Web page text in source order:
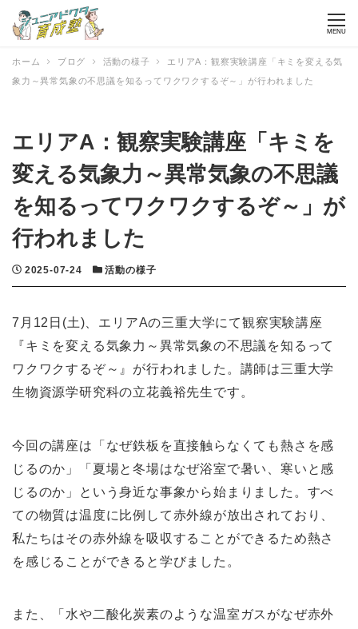
MENU
ホーム ブログ 活動の様子
エリアA：観察実験講座「キミを変える気
象力～異常気象の不思議を知るってワクワクするぞ～」が行われました
エリアA：観察実験講座「キミを
変える気象力～異常気象の不思議
を知るってワクワクするぞ～」が
行われました
投稿日
2025-07-24 カテゴリー
活動の様子
7月12日(土)、エリアAの三重大学にて観察実験講座
『キミを変える気象力～異常気象の不思議を知るって
ワクワクするぞ～』が行われました。講師は三重大学
生物資源学研究科の立花義裕先生です。
今回の講座は「なぜ鉄板を直接触らなくても熱さを感
じるのか」「夏場と冬場はなぜ浴室で暑い、寒いと感
じるのか」という身近な事象から始まりました。すべ
ての物質は温度に比例して赤外線が放出されており、
私たちはその赤外線を吸収することができるため熱さ
を感じることができると学びました。
また、「水や二酸化炭素のような温室ガスがなぜ赤外